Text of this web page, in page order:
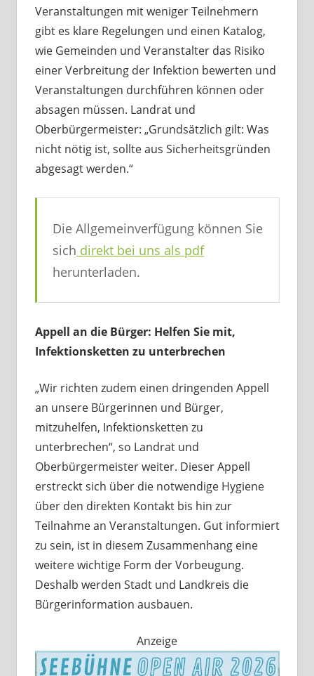
Veranstaltungen mit weniger Teilnehmern
gibt es klare Regelungen und einen Katalog,
wie Gemeinden und Veranstalter das Risiko
einer Verbreitung der Infektion bewerten und
Veranstaltungen durchführen können oder
absagen müssen. Landrat und
Oberbürgermeister: „Grundsätzlich gilt: Was
nicht nötig ist, sollte aus Sicherheitsgründen
abgesagt werden.“
Die Allgemeinverfügung können Sie
sich direkt bei uns als pdf
herunterladen.
Appell an die Bürger: Helfen Sie mit,
Infektionsketten zu unterbrechen
„Wir richten zudem einen dringenden Appell
an unsere Bürgerinnen und Bürger,
mitzuhelfen, Infektionsketten zu
unterbrechen“, so Landrat und
Oberbürgermeister weiter. Dieser Appell
erstreckt sich über die notwendige Hygiene
über den direkten Kontakt bis hin zur
Teilnahme an Veranstaltungen. Gut informiert
zu sein, ist in diesem Zusammenhang eine
weitere wichtige Form der Vorbeugung.
Deshalb werden Stadt und Landkreis die
Bürgerinformation ausbauen.
Anzeige